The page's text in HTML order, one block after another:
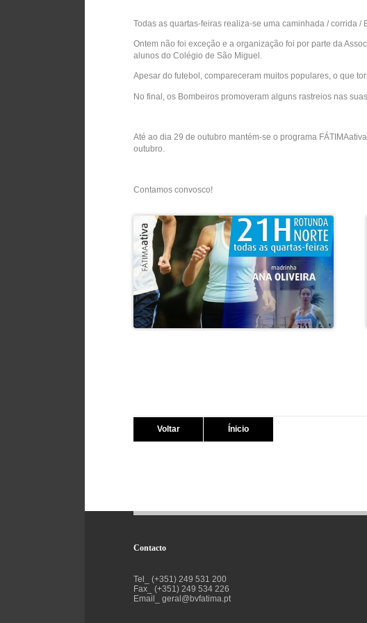
Todas as quartas-feiras realiza-se uma caminhada / corrida
Ontem não foi exceção e a organização foi por parte da
alunos do Colégio de São Miguel.
Apesar do futebol, compareceram muitos populares, o que
No final, os Bombeiros promoveram alguns rastreios nas
Até ao dia 29 de outubro mantém-se o programa
outubro.
Contamos convosco!
Voltar Ínicio
Contacto
Tel_ (+351) 249 531 200
Fax_ (+351) 249 534 226
Email_ geral@bvfatima.pt